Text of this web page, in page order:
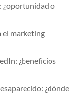
¿oportunidad o
el marketing
¿beneficios
¿dónde